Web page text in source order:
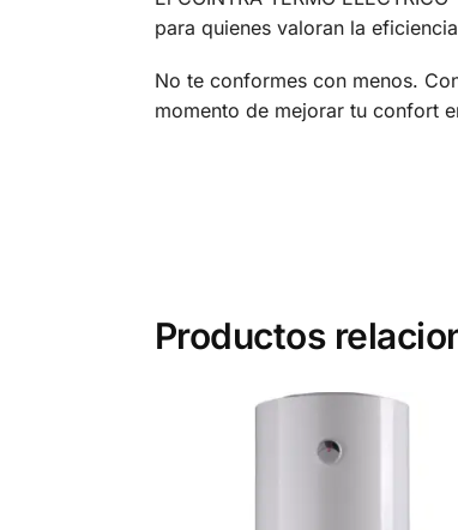
para quienes valoran la
No te conformes con menos.
momento de mejorar tu confort
Productos